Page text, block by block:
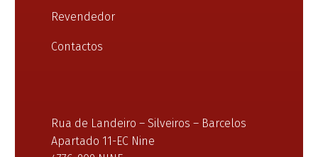
Revendedor
Contactos
Rua de Landeiro – Silveiros – Barcelos
Apartado 11-EC Nine